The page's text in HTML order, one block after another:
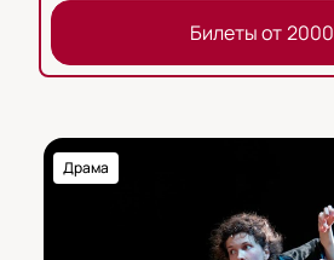
Билеты от 2000
Драма